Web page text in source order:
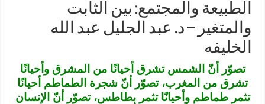
الطبيعة والمجتمع: بين الثابت
والمتغير – د. عبد الجليل عبد الله
الخليفه
تصوّر أنّ الشمس تشرق أحيانًا من المشرق وأحيانًا
تشرق من المغرب، تصوّر أنّ شجرة الطماطم أحيانًا
تثمر طماطم وأحيانًا تثمر بطاطس، تصوّر أنّ الإنسان